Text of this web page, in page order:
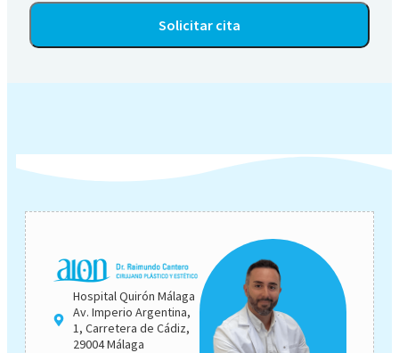
Hospital Quirón Málaga
Av. Imperio Argentina,
1, Carretera de Cádiz,
29004 Málaga